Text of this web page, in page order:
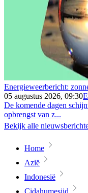
Energieweerbericht:
05 augustus 2026, 09:30
De komende dagen
opbrengst van z...
Bekijk alle
Home
Azië
Indonesië
Cidahumesjid